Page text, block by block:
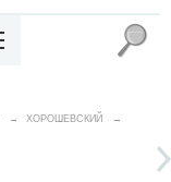
→ ХОРОШЕВСКИЙ
→